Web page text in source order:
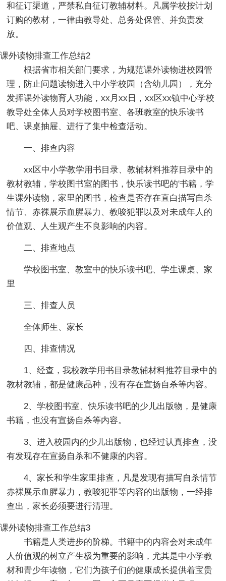
和征订渠道，严禁私自征订教辅材料。凡属学校按计划
订购的教材，一律由教导处、总务处保管、并负责发
放。
课外读物排查工作总结2
根据省市相关部门要求，为规范课外读物进校园管
理，防止问题读物进入中小学校园（含幼儿园），充分
发挥课外读物育人功能，xx月xx日，xx区xx镇中心学校
教导处全体人员对学校图书室、各班教室的快乐读书
吧、课桌抽屉、进行了集中检查活动。
一、排查内容
xx区中小学教学用书目录、教辅材料推荐目录中的
教材教辅，学校图书室的图书，快乐读书吧的'书籍，学
生课外读物，家里的图书，检查是否存在直白描写自杀
情节、赤裸展示血腥暴力、教唆犯罪以及对未成年人的
价值观、人生观产生不良影响的内容。
二、排查地点
学校图书室、教室中的快乐读书吧、学生课桌、家
里
三、排查人员
全体师生、家长
四、排查情况
1、经查，我校教学用书目录教辅材料推荐目录中的
教材教辅，都是健康品种，没有存在宣扬自杀等内容。
2、学校图书室、快乐读书吧的少儿出版物，是健康
书籍，也没有宣扬自杀等内容。
3、进入校园内的少儿出版物，也经过认真排查，没
有发现存在宣扬自杀和不健康的内容。
4、家长和学生家里排查，凡是发现有描写自杀情节
赤裸展示血腥暴力，教唆犯罪等内容的出版物，一经排
查出，家长必须要进行清理。
课外读物排查工作总结3
书籍是人类进步的阶梯。书籍中的内容会对未成年
人价值观的树立产生极为重要的影响，尤其是中小学教
材和青少年读物，它们为孩子们的健康成长提供着宝贵